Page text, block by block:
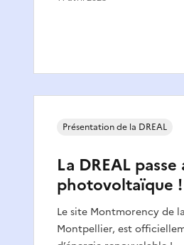
La DREAL passe
photovoltaïque !
Le site Montmorency de
Montpellier, est
Présentation de la DREAL